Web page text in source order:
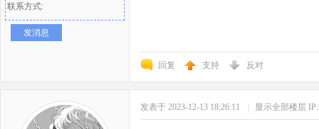
联系方式:
发消息
回复 支持 反对
发表于 2023-12-13 18:26:11 显示全部楼层